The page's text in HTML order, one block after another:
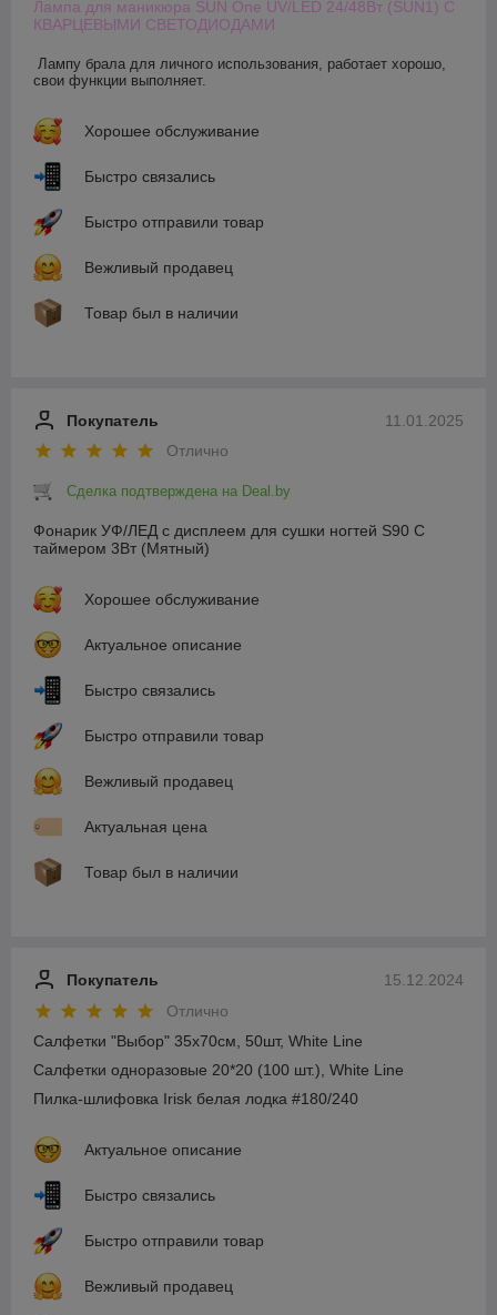
Лампа для маникюра SUN One UV/LED 24/48Вт (SUN1) С
КВАРЦЕВЫМИ СВЕТОДИОДАМИ
Лампу брала для личного использования, работает хорошо,
свои функции выполняет.
Хорошее обслуживание
Быстро связались
Быстро отправили товар
Вежливый продавец
Товар был в наличии
11.01.2025
Покупатель
Отлично
Сделка подтверждена на Deal.by
Фонарик УФ/ЛЕД с дисплеем для сушки ногтей S90 С
таймером 3Вт (Мятный)
Хорошее обслуживание
Актуальное описание
Быстро связались
Быстро отправили товар
Вежливый продавец
Актуальная цена
Товар был в наличии
15.12.2024
Покупатель
Отлично
Салфетки "Выбор" 35х70см, 50шт, White Line
Салфетки одноразовые 20*20 (100 шт.), White Line
Пилка-шлифовка Irisk белая лодка #180/240
Актуальное описание
Быстро связались
Быстро отправили товар
Вежливый продавец